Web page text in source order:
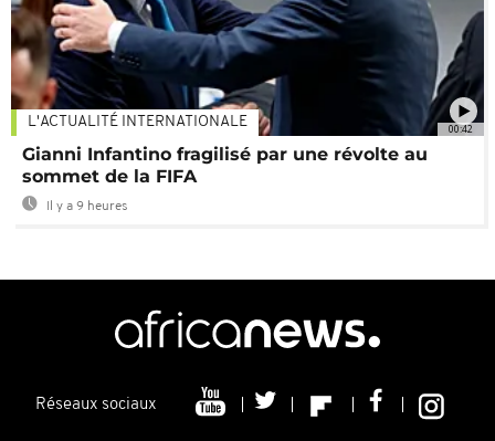
00:42
L'ACTUALITÉ INTERNATIONALE
Gianni Infantino fragilisé par une révolte au
sommet de la FIFA
Il y a 9 heures
Réseaux sociaux